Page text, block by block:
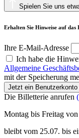
Spielen Sie uns
Erhalten Sie Hinweise auf das
Ihre E-Mail-Adresse
Ich habe die
Allgemeine
mit der Speicherung
Jetzt ein Benutzerkonto
Die Billetterie anrufen
Montag bis Freitag
bleibt vom 25.07. bis